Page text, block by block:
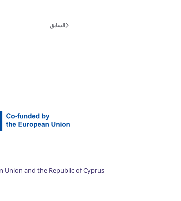
السابق
and the Republic of Cyprus.